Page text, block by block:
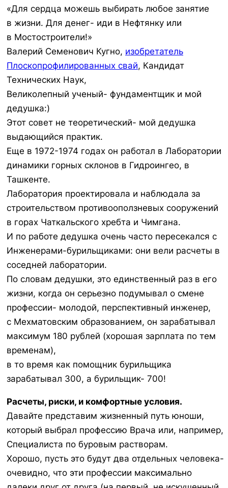
«Для сердца можешь выбирать любое занятие
в жизни. Для денег- иди в Нефтянку или
в Мостостроители!»
Валерий Семенович Кугно, изобретатель
Плоскопрофилированных свай, Кандидат
Технических Наук,
Великолепный ученый- фундаментщик и мой
дедушка:)
Этот совет не теоретический- мой дедушка
выдающийся практик.
Еще в 1972-1974 годах он работал в Лаборатории
динамики горных склонов в Гидроингео, в
Ташкенте.
Лаборатория проектировала и наблюдала за
строительством противооползневых сооружений
в горах Чаткальского хребта и Чимгана.
И по работе дедушка очень часто пересекался с
Инженерами-бурильщиками: они вели расчеты в
соседней лаборатории.
По словам дедушки, это единственный раз в его
жизни, когда он серьезно подумывал о смене
профессии- молодой, перспективный инженер,
с Мехматовским образованием, он зарабатывал
максимум 180 рублей (хорошая зарплата по тем
временам),
в то время как помощник бурильщика
зарабатывал 300, а бурильщик- 700!
Расчеты, риски, и комфортные условия.
Давайте представим жизненный путь юноши,
который выбрал профессию Врача или, например,
Специалиста по буровым растворам.
Хорошо, пусть это будут два отдельных человека-
очевидно, что эти профессии максимально